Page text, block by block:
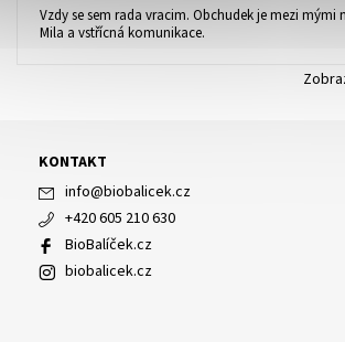
Vzdy se sem rada vracim. Obchudek je mezi mými
Mila a vstřícná komunikace.
KONTAKT
info@biobalicek.cz
+420 605 210 630
BioBalíček.cz
biobalicek.cz